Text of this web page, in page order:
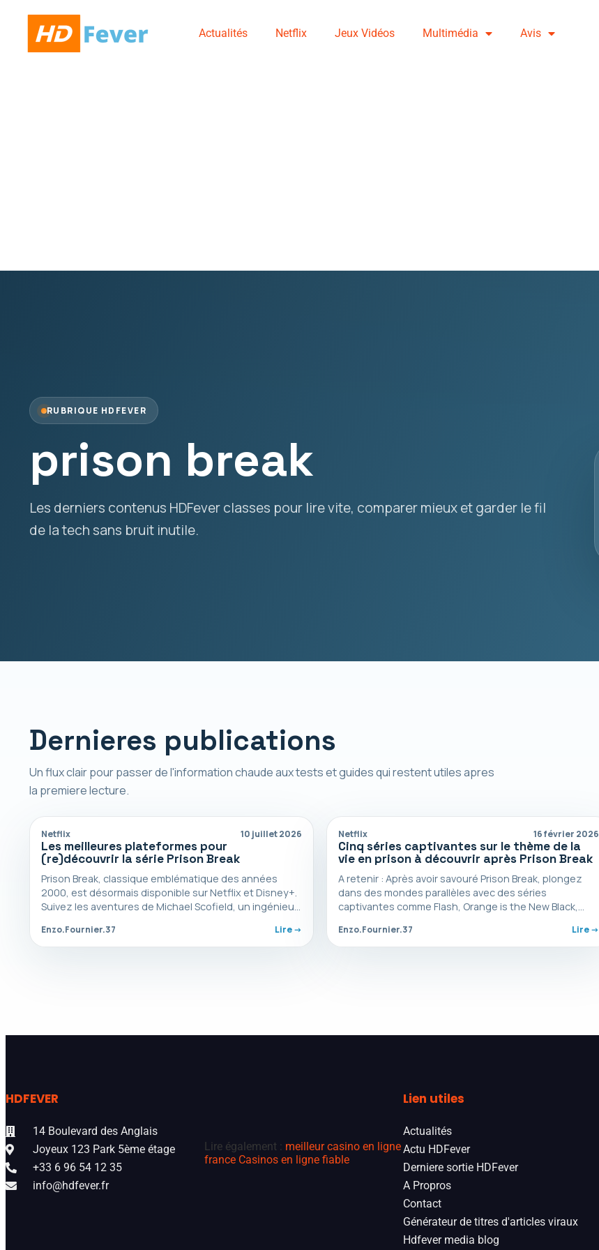
Actualités Netflix Jeux Vidéos Multimédia Avis
RUBRIQUE HDFEVER
prison break
Les derniers contenus HDFever classes pour lire vite, comparer mieux et garder le fil
de la tech sans bruit inutile.
Dernieres publications
Un flux clair pour passer de l'information chaude aux tests et guides qui restent utiles apres
la premiere lecture.
Netflix 10 juillet 2026
Les meilleures plateformes pour
(re)découvrir la série Prison Break
Prison Break, classique emblématique des années
2000, est désormais disponible sur Netflix et Disney+.
Suivez les aventures de Michael Scofield, un ingénieur
Enzo.Fournier.37 Lire ->
Netflix 16 février 2026
Cinq séries captivantes sur le thème de la
vie en prison à découvrir après Prison Break
A retenir : Après avoir savouré Prison Break, plongez
dans des mondes parallèles avec des séries
captivantes comme Flash, Orange is the New Black,…
Enzo.Fournier.37 Lire ->
HDFEVER
14 Boulevard des Anglais
Joyeux 123 Park 5ème étage
+33 6 96 54 12 35
info@hdfever.fr
Lire également : meilleur casino en ligne
france Casinos en ligne fiable
Lien utiles
Actualités
Actu HDFever
Derniere sortie HDFever
A Propros
Contact
Générateur de titres d'articles viraux
Hdfever media blog